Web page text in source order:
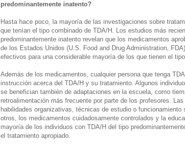
predominantemente inatento?
Hasta hace poco, la mayoría de las investigaciones sobre
que tenían el tipo combinado de TDA/H. Los estudios más
predominantemente inatento revelan que los medicamentos
de los Estados Unidos (U.S. Food and Drug Administration,
efectivos para una considerable mayoría de los que tienen el
Además de los medicamentos, cualquier persona que tenga
instrucción acerca del TDA/H y su tratamiento. Algunos
se benefician también de adaptaciones en la escuela, como
retroalimentación más frecuente por parte de los profesores.
habilidades organizativas, técnicas de estudio o
otros, los medicamentos cuidadosamente controlados y la
mayoría de los individuos con TDA/H del tipo
el tratamiento apropiado.